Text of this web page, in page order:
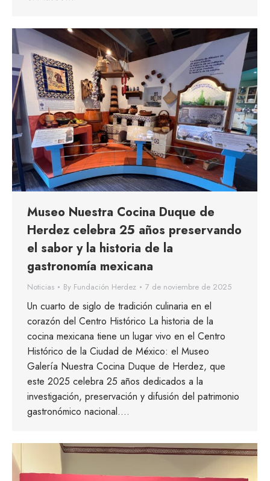
Museo Nuestra Cocina Duque de
Herdez celebra 25 años preservando
el sabor y la historia de la
gastronomía mexicana
Noticias By Fundación Herdez 7 de noviembre de 2025
Un cuarto de siglo de tradición culinaria en el
corazón del Centro Histórico La historia de la
cocina mexicana tiene un lugar vivo en el Centro
Histórico de la Ciudad de México: el Museo
Galería Nuestra Cocina Duque de Herdez, que
este 2025 celebra 25 años dedicados a la
investigación, preservación y difusión del patrimonio
gastronómico nacional.…